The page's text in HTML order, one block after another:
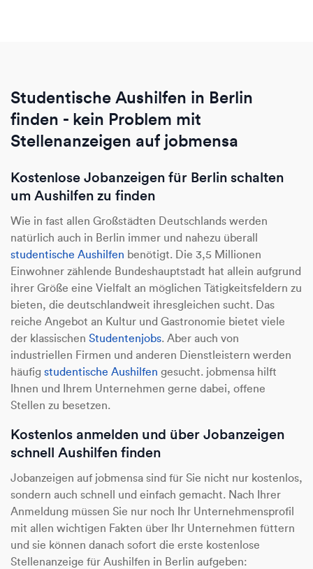
Studentische Aushilfen in Berlin
finden - kein Problem mit
Stellenanzeigen auf jobmensa
Kostenlose Jobanzeigen für Berlin schalten
um Aushilfen zu finden
Wie in fast allen Großstädten Deutschlands werden
natürlich auch in Berlin immer und nahezu überall
studentische Aushilfen benötigt. Die 3,5 Millionen
Einwohner zählende Bundeshauptstadt hat allein aufgrund
ihrer Größe eine Vielfalt an möglichen Tätigkeitsfeldern zu
bieten, die deutschlandweit ihresgleichen sucht. Das
reiche Angebot an Kultur und Gastronomie bietet viele
der klassischen Studentenjobs. Aber auch von
industriellen Firmen und anderen Dienstleistern werden
häufig studentische Aushilfen gesucht. jobmensa hilft
Ihnen und Ihrem Unternehmen gerne dabei, offene
Stellen zu besetzen.
Kostenlos anmelden und über Jobanzeigen
schnell Aushilfen finden
Jobanzeigen auf jobmensa sind für Sie nicht nur kostenlos,
sondern auch schnell und einfach gemacht. Nach Ihrer
Anmeldung müssen Sie nur noch Ihr Unternehmensprofil
mit allen wichtigen Fakten über Ihr Unternehmen füttern
und sie können danach sofort die erste kostenlose
Stellenanzeige für Aushilfen in Berlin aufgeben: